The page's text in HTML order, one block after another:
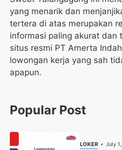
yang menarik dan
tertera di atas merupakan
informasi paling akurat dan
situs resmi PT Amerta
lowongan kerja yang sah
apapun.
Popular Post
LOKER July